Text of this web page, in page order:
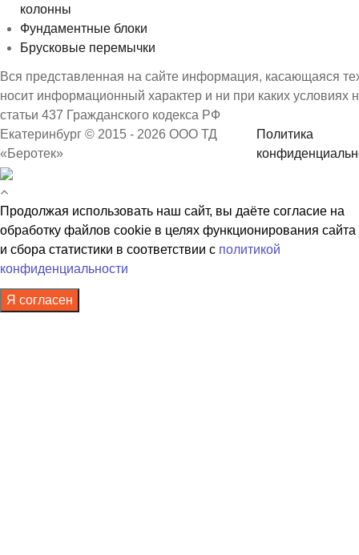
колонны
Фундаментные блоки
Брусковые перемычки
Вся представленная на сайте информация, касающаяся
носит информационный характер и ни при каких
статьи 437 Гражданского кодекса РФ
Екатеринбург © 2015 - 2026 ООО ТД
«Беротек»
Политика
Продолжая использовать наш сайт, вы даёте согласие на
обработку файлов cookie в целях функционирования сайта
и сбора статистики в соответствии с политикой
конфиденциальности
Я согласен